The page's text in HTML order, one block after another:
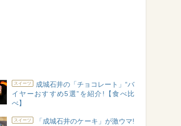
スイーツ
成城石井の「チョコレート」“バ
イヤーおすすめ5選”を紹介!【食べ比
べ】
スイーツ
「成城石井のケーキ」が激ウマ!